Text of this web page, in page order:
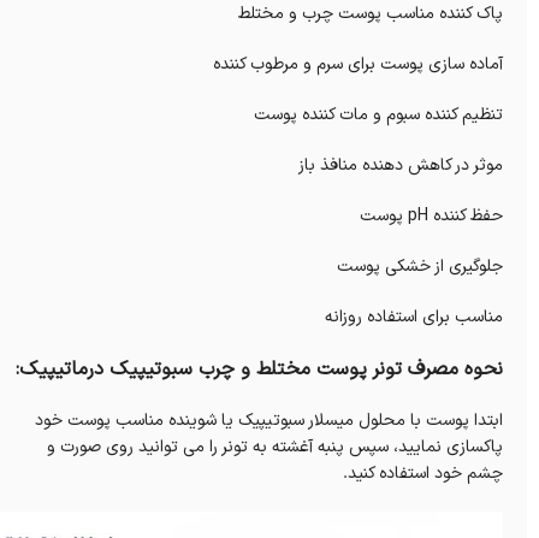
پاک کننده مناسب پوست چرب و مختلط
آماده سازی پوست برای سرم و مرطوب کننده
تنظیم کننده سبوم و مات کننده پوست
موثر در کاهش دهنده منافذ باز
حفظ کننده pH پوست
جلوگیری از خشکی پوست
مناسب برای استفاده روزانه
نحوه مصرف تونر پوست مختلط و چرب سبوتیپیک درماتیپیک:
ابتدا پوست با محلول میسلار سبوتیپیک یا شوینده مناسب پوست خود
پاکسازی نمایید، سپس پنبه آغشته به تونر را می توانید روی صورت و
چشم خود استفاده کنید.